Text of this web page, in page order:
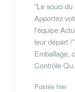
"Le souci
Apportez
l'équipe
leur départ
Emballage,
Contrôle
Postée hier